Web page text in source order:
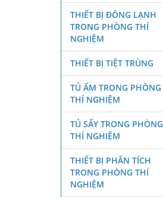
THIẾT BỊ ĐÔNG LẠNH
TRONG PHÒNG THÍ
NGHIỆM
THIẾT BỊ TIỆT TRÙNG
TỦ ẤM TRONG PHÒNG
THÍ NGHIỆM
TỦ SẤY TRONG PHÒNG
THÍ NGHIỆM
THIẾT BỊ PHÂN TÍCH
TRONG PHÒNG THÍ
NGHIỆM